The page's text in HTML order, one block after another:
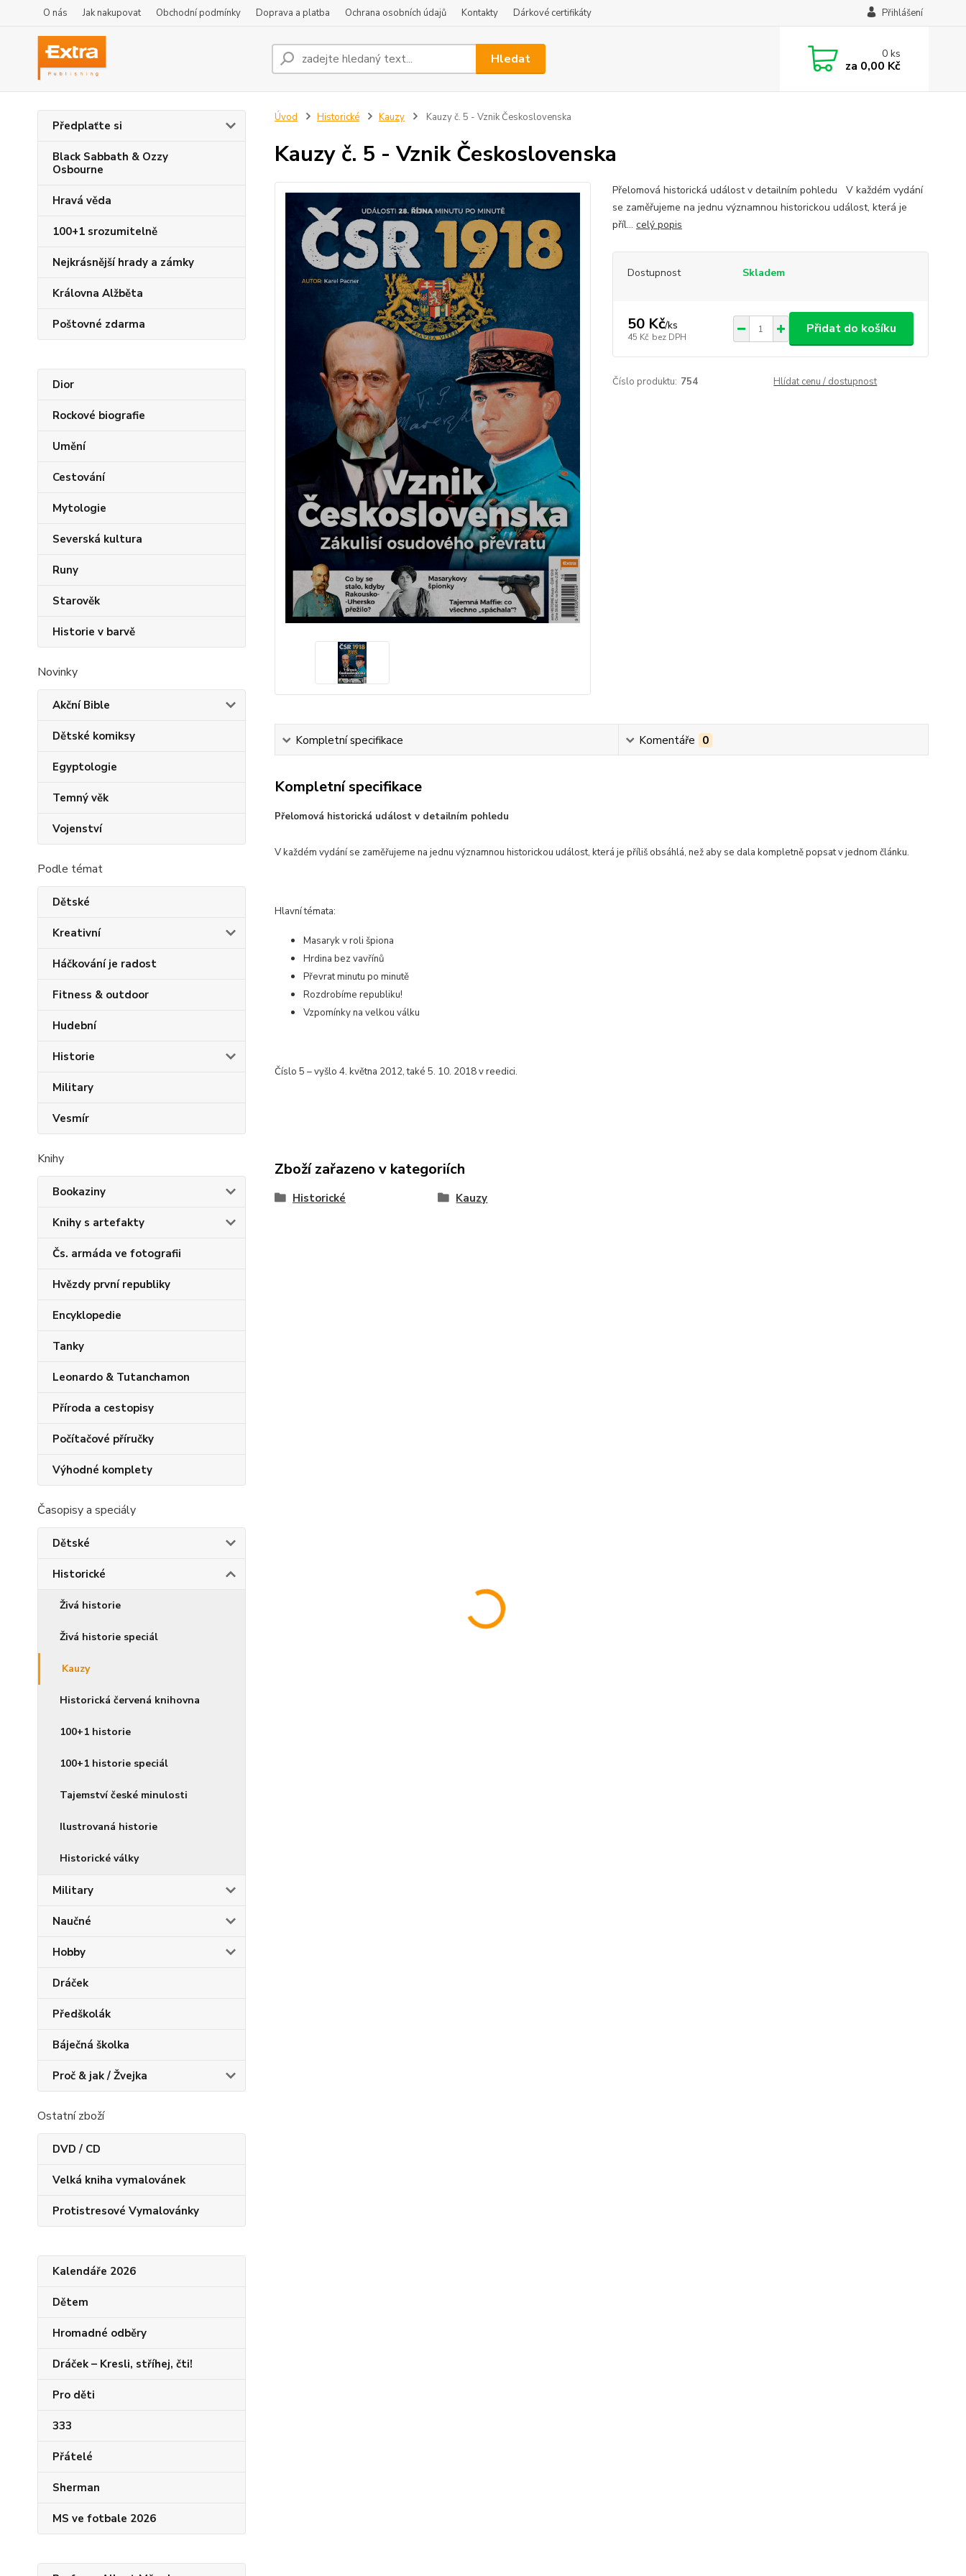
O nás Jak nakupovat Obchodní podmínky Doprava a platba Ochrana osobních údajů Kontakty Dárkové certifikáty Přihlášení
Hledat 0ks
za 0,00 Kč
Předplaťte si
Black Sabbath & Ozzy
Osbourne
Hravá věda
100+1 srozumitelně
Nejkrásnější hrady a zámky
Královna Alžběta
Poštovné zdarma
Dior
Rockové biografie
Umění
Cestování
Mytologie
Severská kultura
Runy
Starověk
Historie v barvě
Novinky
Akční Bible
Dětské komiksy
Egyptologie
Temný věk
Vojenství
Podle témat
Dětské
Kreativní
Háčkování je radost
Fitness & outdoor
Hudební
Historie
Military
Vesmír
Knihy
Bookaziny
Knihy s artefakty
Čs. armáda ve fotografii
Hvězdy první republiky
Encyklopedie
Tanky
Leonardo & Tutanchamon
Příroda a cestopisy
Počítačové příručky
Výhodné komplety
Časopisy a speciály
Dětské
Historické
Živá historie
Živá historie speciál
Kauzy
Historická červená knihovna
100+1 historie
100+1 historie speciál
Tajemství české minulosti
Ilustrovaná historie
Historické války
Military
Naučné
Hobby
Dráček
Předškolák
Báječná školka
Proč & jak / Žvejka
Ostatní zboží
DVD / CD
Velká kniha vymalovánek
Protistresové Vymalovánky
Kalendáře 2026
Dětem
Hromadné odběry
Dráček – Kresli, stříhej, čti!
Pro děti
333
Přátelé
Sherman
MS ve fotbale 2026
Úvod Historické Kauzy Kauzy č. 5 - Vznik Československa
Kauzy č. 5 - Vznik Československa
Přelomová historická událost v detailním pohledu V každém vydání
se zaměřujeme na jednu významnou historickou událost, která je
příl... celý popis
Dostupnost Skladem
50 Kč/ks
45 Kč bez DPH
Přidat do košíku
Číslo produktu: 754 Hlídat cenu / dostupnost
Kompletní specifikace Komentáře 0
Kompletní specifikace
Přelomová historická událost v detailním pohledu
V každém vydání se zaměřujeme na jednu významnou historickou událost, která je příliš obsáhlá, než aby se dala kompletně popsat v jednom článku.
Hlavní témata:
Masaryk v roli špiona
Hrdina bez vavřínů
Převrat minutu po minutě
Rozdrobíme republiku!
Vzpomínky na velkou válku
Číslo 5 – vyšlo 4. května 2012, také 5. 10. 2018 v reedici.
Zboží zařazeno v kategoriích
Historické Kauzy